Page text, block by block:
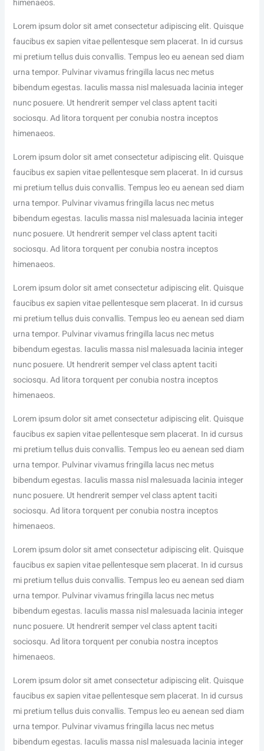
himenaeos.
Lorem ipsum dolor sit amet consectetur adipiscing elit. Quisque
faucibus ex sapien vitae pellentesque sem placerat. In id cursus
mi pretium tellus duis convallis. Tempus leo eu aenean sed diam
urna tempor. Pulvinar vivamus fringilla lacus nec metus
bibendum egestas. Iaculis massa nisl malesuada lacinia integer
nunc posuere. Ut hendrerit semper vel class aptent taciti
sociosqu. Ad litora torquent per conubia nostra inceptos
himenaeos.
Lorem ipsum dolor sit amet consectetur adipiscing elit. Quisque
faucibus ex sapien vitae pellentesque sem placerat. In id cursus
mi pretium tellus duis convallis. Tempus leo eu aenean sed diam
urna tempor. Pulvinar vivamus fringilla lacus nec metus
bibendum egestas. Iaculis massa nisl malesuada lacinia integer
nunc posuere. Ut hendrerit semper vel class aptent taciti
sociosqu. Ad litora torquent per conubia nostra inceptos
himenaeos.
Lorem ipsum dolor sit amet consectetur adipiscing elit. Quisque
faucibus ex sapien vitae pellentesque sem placerat. In id cursus
mi pretium tellus duis convallis. Tempus leo eu aenean sed diam
urna tempor. Pulvinar vivamus fringilla lacus nec metus
bibendum egestas. Iaculis massa nisl malesuada lacinia integer
nunc posuere. Ut hendrerit semper vel class aptent taciti
sociosqu. Ad litora torquent per conubia nostra inceptos
himenaeos.
Lorem ipsum dolor sit amet consectetur adipiscing elit. Quisque
faucibus ex sapien vitae pellentesque sem placerat. In id cursus
mi pretium tellus duis convallis. Tempus leo eu aenean sed diam
urna tempor. Pulvinar vivamus fringilla lacus nec metus
bibendum egestas. Iaculis massa nisl malesuada lacinia integer
nunc posuere. Ut hendrerit semper vel class aptent taciti
sociosqu. Ad litora torquent per conubia nostra inceptos
himenaeos.
Lorem ipsum dolor sit amet consectetur adipiscing elit. Quisque
faucibus ex sapien vitae pellentesque sem placerat. In id cursus
mi pretium tellus duis convallis. Tempus leo eu aenean sed diam
urna tempor. Pulvinar vivamus fringilla lacus nec metus
bibendum egestas. Iaculis massa nisl malesuada lacinia integer
nunc posuere. Ut hendrerit semper vel class aptent taciti
sociosqu. Ad litora torquent per conubia nostra inceptos
himenaeos.
Lorem ipsum dolor sit amet consectetur adipiscing elit. Quisque
faucibus ex sapien vitae pellentesque sem placerat. In id cursus
mi pretium tellus duis convallis. Tempus leo eu aenean sed diam
urna tempor. Pulvinar vivamus fringilla lacus nec metus
bibendum egestas. Iaculis massa nisl malesuada lacinia integer